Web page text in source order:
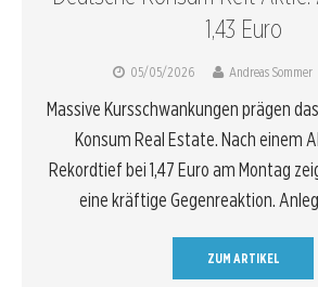
1,43 Euro
05/05/2026 Andreas Sommer
Massive Kursschwankungen prägen
Konsum Real Estate. Nach einem
Rekordtief bei 1,47 Euro am Montag
eine kräftige Gegenreaktion.
ZUM ARTIKEL